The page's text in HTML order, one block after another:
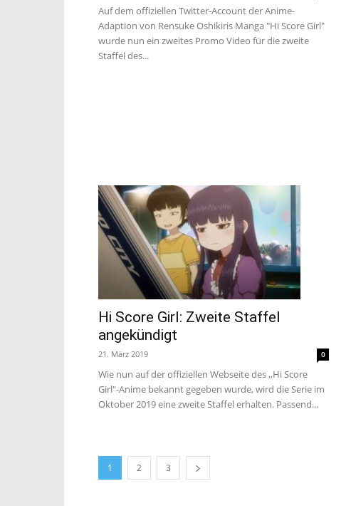
Auf dem offiziellen Twitter-Account der Anime-
Adaption von Rensuke Oshikiris Manga "Hi Score Girl"
wurde nun ein zweites Promo Video für die zweite
Staffel des...
Hi Score Girl: Zweite Staffel
angekündigt
21. März 2019 0
Wie nun auf der offiziellen Webseite des ,,Hi Score
Girl"-Anime bekannt gegeben wurde, wird die Serie im
Oktober 2019 eine zweite Staffel erhalten. Passend...
1 2 3